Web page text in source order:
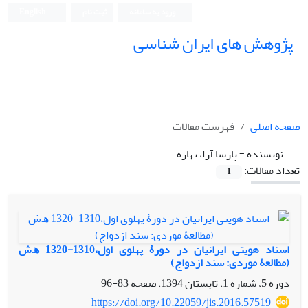
پژوهش های ایران شناسی
صفحه اصلی
فهرست مقالات
نویسنده =پارسا آرا، بهاره
تعداد مقالات:
1
اسناد هویتی ایرانیان در دورۀ پهلوی اول،1310-1320 ﻫ.ش
(مطالعۀ موردی: سند ازدواج)
دوره 5، شماره 1، تابستان 1394، صفحه
83-96
https://doi.org/10.22059/jis.2016.57519